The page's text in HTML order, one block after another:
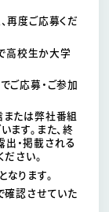
再度ご応募くだ
高校生か大学
ご応募・ご参加
たは弊社番組
ます。また、終
・掲載される
さい。
ります。
確認させていた